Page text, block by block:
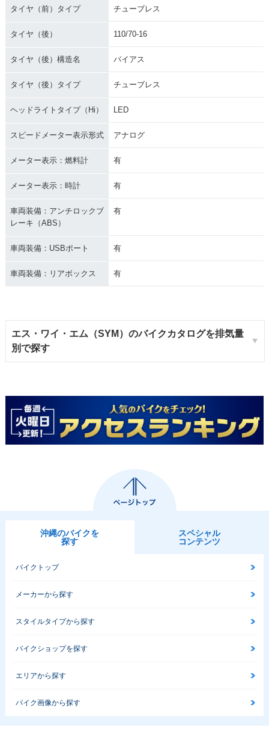
タイヤ（前）タイプ チューブレス
タイヤ（後） 110/70-16
タイヤ（後）構造名 バイアス
タイヤ（後）タイプ チューブレス
ヘッドライトタイプ（Hi） LED
スピードメーター表示形式 アナログ
メーター表示：燃料計 有
メーター表示：時計 有
車両装備：アンチロックブ
レーキ（ABS）
有
車両装備：USBポート 有
車両装備：リアボックス 有
エス・ワイ・エム（SYM）のバイクカタログを排気量
別で探す
沖縄のバイクを
探す
スペシャル
コンテンツ
バイクトップ
メーカーから探す
スタイルタイプから探す
バイクショップを探す
エリアから探す
バイク画像から探す